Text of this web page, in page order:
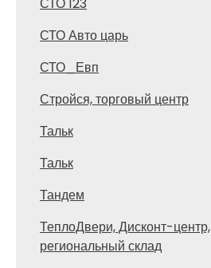
СТО Авто царь
СТО_Евп
Стройся, торговый центр
Тальк
Тальк
Тандем
ТеплоДвери, Дисконт-центр,
региональный склад